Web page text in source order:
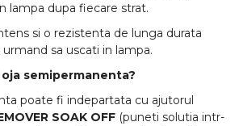
lampa dupa fiecare strat.
si o rezistenta de lunga durata
urmand sa uscati in lampa.
semipermanenta?
poate fi indepartata cu ajutorul
SOAK OFF (puneti solutia intr-